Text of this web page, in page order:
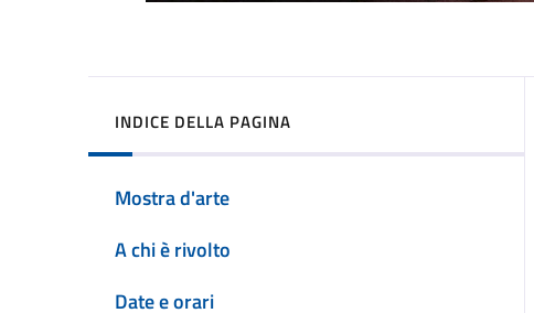
INDICE DELLA PAGINA
Mostra d'arte
A chi è rivolto
Date e orari